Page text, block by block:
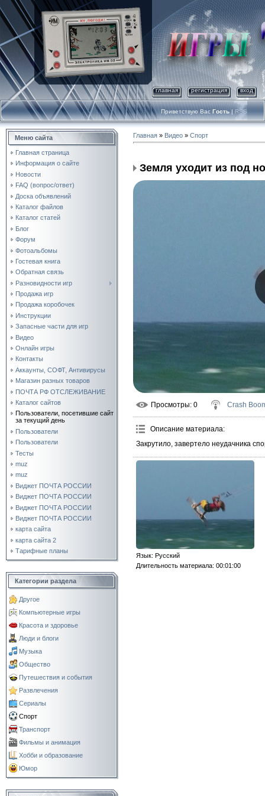
главная регистрация вход
Приветствую Вас Гость | RSS
Меню сайта
Главная страница
Информация о сайте
Новости
FAQ (вопрос/ответ)
Доска объявлений
Каталог файлов
Каталог статей
Блог
Форум
Фотоальбомы
Гостевая книга
Обратная связь
Разновидности игр
Продажа игр
Продажа коробочек
Инструкции
Запасные части для игр
Видео
Онлайн игры
Контакты
Аккаунты, СОФТ, Антивирусы
Магазин разных товаров
ПОЧТА РФ ОТСЛЕЖИВАНИЕ
Каталог сайтов
Пользователи, посетившие сайт
за текущий день
Пользователи
Пользователи
Тесты
muz
muz
Виджет ПОЧТА РОССИИ
Виджет ПОЧТА РОССИИ
Виджет ПОЧТА РОССИИ
Виджет ПОЧТА РОССИИ
карта сайта
карта сайта 2
Тарифные планы
Категории раздела
Другое
Компьютерные игры
Красота и здоровье
Люди и блоги
Музыка
Общество
Путешествия и события
Развлечения
Сериалы
Спорт
Транспорт
Фильмы и анимация
Хобби и образование
Юмор
Главная » Видео » Спорт
Земля уходит из под
Просмотры: 0 Crash
Описание материала:
Закрутило, завертело неудачника
Язык: Русский
Длительность материала: 00:01:00